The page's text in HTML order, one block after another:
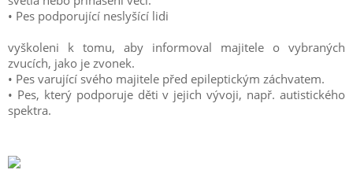
• Pes podporující neslyšící lidi
vyškoleni k tomu, aby informoval majitele o vybraných
zvucích, jako je zvonek.
• Pes varující svého majitele před epileptickým záchvatem.
• Pes, který podporuje děti v jejich vývoji, např. autistického
spektra.